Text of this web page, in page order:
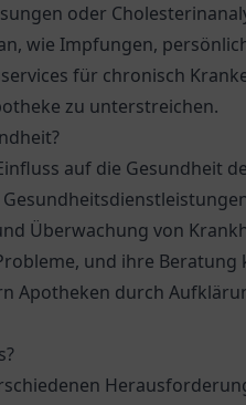
oder
wie Impfungen,
für chronisch
zu unterstreichen.
auf die Gesundheit
Überwachung von
und ihre Beratung
Apotheken durch